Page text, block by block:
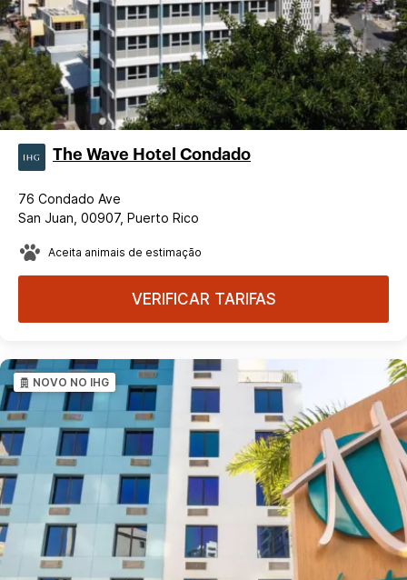
The Wave Hotel Condado
76 Condado Ave
San Juan, 00907, Puerto Rico
Aceita animais de estimação
VERIFICAR TARIFAS
NOVO NO IHG